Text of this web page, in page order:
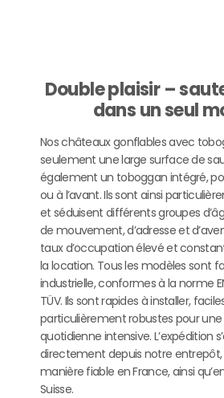
Double plaisir –
dans un seul
Nos châteaux gonflables avec
seulement une large surface de
également un toboggan intégré,
ou à l’avant. Ils sont ainsi
et séduisent différents groupes
de mouvement, d’adresse et
taux d’occupation élevé et
la location. Tous les modèles sont
industrielle, conformes à la norme
TÜV. Ils sont rapides à installer,
particulièrement robustes pour une
quotidienne intensive. L’expédition
directement depuis notre
manière fiable en France, ainsi
Suisse.